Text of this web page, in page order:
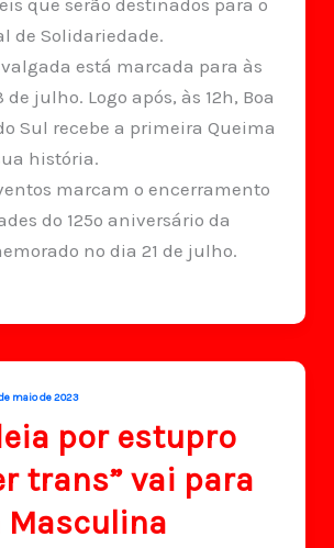
de Solidariedade.
está marcada para às
julho. Logo após, às 12h, Boa
Sul recebe a primeira Queima
história.
marcam o encerramento
do 125º aniversário da
no dia 21 de julho.
de maio de 2023
por estupro
trans” vai para
Masculina